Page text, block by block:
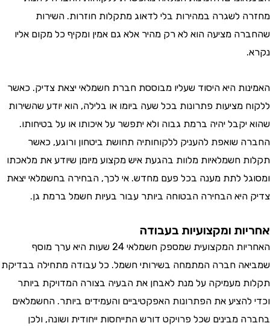
לשגרה במהירות בלי לדאוג מתקלות חוזרות. השירות
מציעה הוא לא רק מהיר אלא גם אמין ומקיף כל מקום אליו
היא היסוד שעליו מבוססת חברת חשמלאי יצאת צדיק. כאשר
מציעות פתרונות בכל שעה ביומו או בלילה, הוא יודע שהשירות
יהיה ברמת גבוה ולא יתפשר על איכותו או על בטיחותו.
שואפת להעניק ללקוחותיה תחושת ביטחון ורוגע, כאשר
חשמלאיות מלוות בהגעת איש מקצוע מיומן שיודע את מלאכתו
לתת מענה בכל פעם מחדש. אי לכך, הבחירה בחשמלאי יצאת
הבחירה הבטוחה ביותר עבור בעיות חשמל ברמת גן.
ומקצועיות בעבודה
האחריות המקצועית שמספק חשמלאי 24 שעות היא ערך מוסף
חברה המתמחה בשירותי חשמל. כל עבודה מתחילה בבדיקת
מעמיקה על מנת לאבחן את הבעיה בצורה המדויקת ביותר
את הפתרונות האפקטיביים והעמידים ביותר. החשמלאים
מבינים שכל פרויקט דורש התייחסות ייחודית ושונה, ולכן